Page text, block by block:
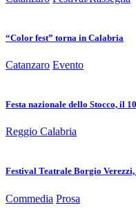
“Color fest” torna in Calabria
Catanzaro Evento
Festa nazionale dello Stocco, il
Reggio Calabria
Festival Teatrale Borgio
Commedia Prosa